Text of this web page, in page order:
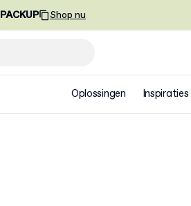
PACKUP Shop nu
Oplossingen Inspiraties